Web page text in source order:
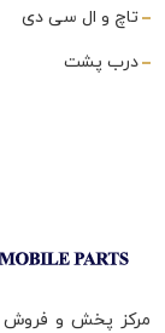
تاچ و ال سی دی
درب پشت
مرکز پخش و فروش